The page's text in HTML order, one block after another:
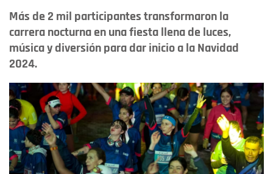
Más de 2 mil participantes transformaron la
carrera nocturna en una fiesta llena de luces,
música y diversión para dar inicio a la Navidad
2024.